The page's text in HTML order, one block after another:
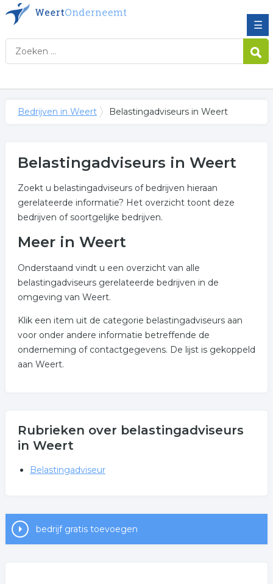
☰
Bedrijven in Weert Belastingadviseurs in Weert
Belastingadviseurs in Weert
Zoekt u belastingadviseurs of bedrijven hieraan
gerelateerde informatie? Het overzicht toont deze
bedrijven of soortgelijke bedrijven.
Meer in Weert
Onderstaand vindt u een overzicht van alle
belastingadviseurs gerelateerde bedrijven in de
omgeving van Weert.
Klik een item uit de categorie belastingadviseurs aan
voor onder andere informatie betreffende de
onderneming of contactgegevens. De lijst is gekoppeld
aan Weert.
Rubrieken over belastingadviseurs
in Weert
Belastingadviseur
bedrijf gratis toevoegen